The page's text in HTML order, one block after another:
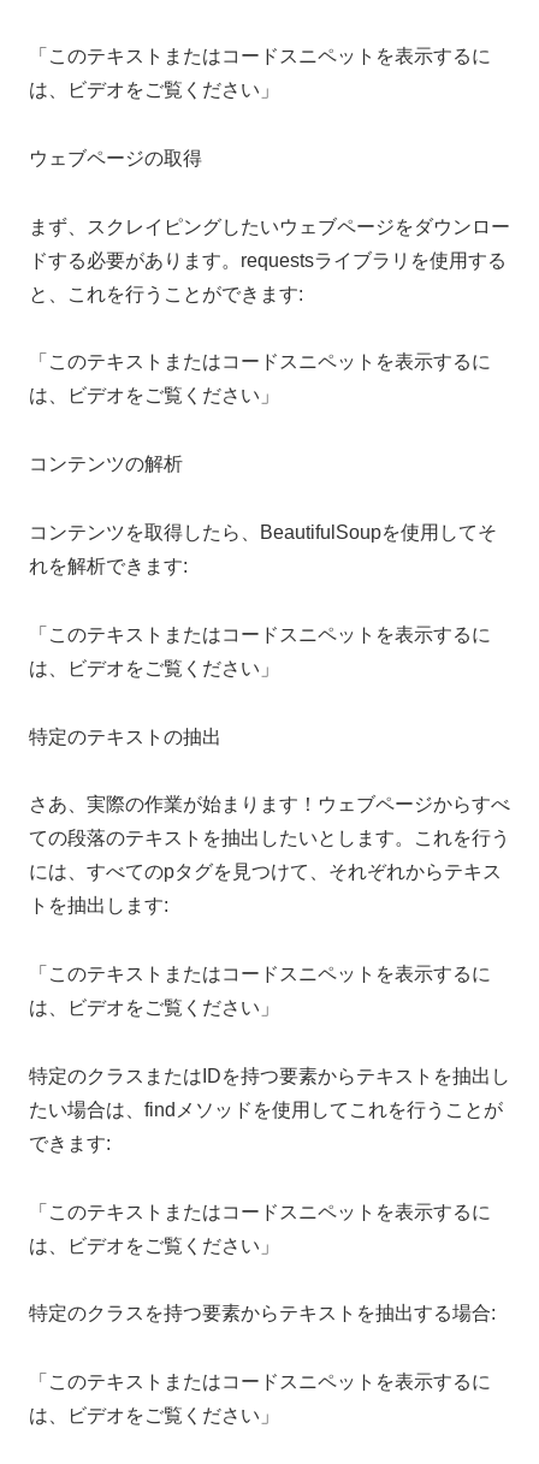
「このテキストまたはコードスニペットを表示するに
は、ビデオをご覧ください」
ウェブページの取得
まず、スクレイピングしたいウェブページをダウンロー
ドする必要があります。requestsライブラリを使用する
と、これを行うことができます:
「このテキストまたはコードスニペットを表示するに
は、ビデオをご覧ください」
コンテンツの解析
コンテンツを取得したら、BeautifulSoupを使用してそ
れを解析できます:
「このテキストまたはコードスニペットを表示するに
は、ビデオをご覧ください」
特定のテキストの抽出
さあ、実際の作業が始まります！ウェブページからすべ
ての段落のテキストを抽出したいとします。これを行う
には、すべてのpタグを見つけて、それぞれからテキス
トを抽出します:
「このテキストまたはコードスニペットを表示するに
は、ビデオをご覧ください」
特定のクラスまたはIDを持つ要素からテキストを抽出し
たい場合は、findメソッドを使用してこれを行うことが
できます:
「このテキストまたはコードスニペットを表示するに
は、ビデオをご覧ください」
特定のクラスを持つ要素からテキストを抽出する場合:
「このテキストまたはコードスニペットを表示するに
は、ビデオをご覧ください」